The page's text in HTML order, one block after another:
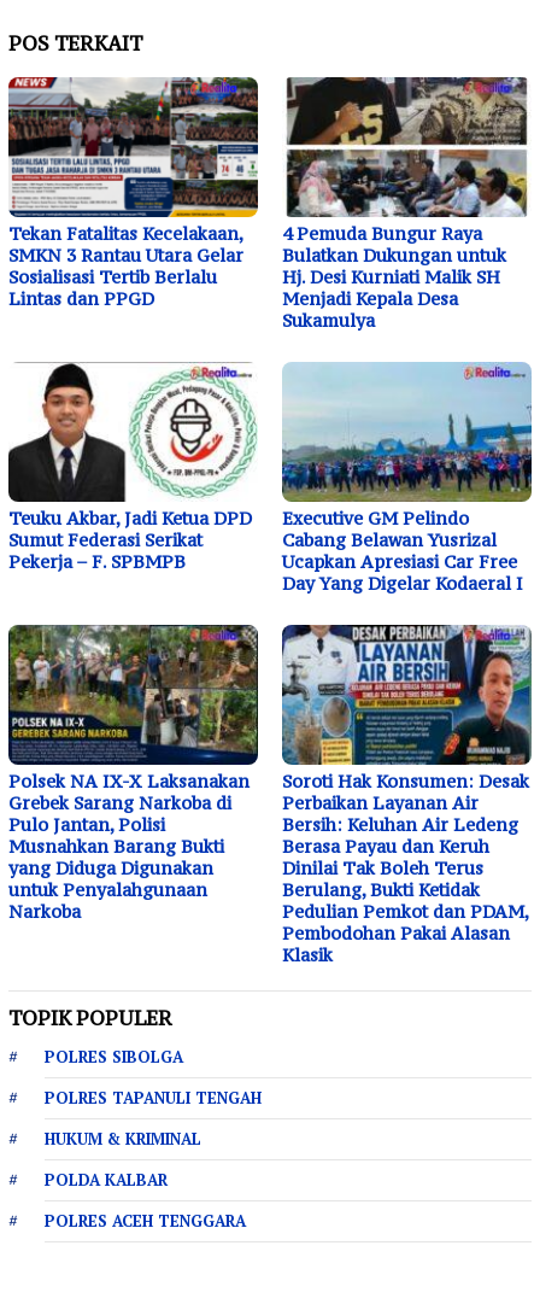
POS TERKAIT
Tekan Fatalitas Kecelakaan,
SMKN 3 Rantau Utara Gelar
Sosialisasi Tertib Berlalu
Lintas dan PPGD
4 Pemuda Bungur Raya
Bulatkan Dukungan untuk
Hj. Desi Kurniati Malik SH
Menjadi Kepala Desa
Sukamulya
Teuku Akbar, Jadi Ketua DPD
Sumut Federasi Serikat
Pekerja – F. SPBMPB
Executive GM Pelindo
Cabang Belawan Yusrizal
Ucapkan Apresiasi Car Free
Day Yang Digelar Kodaeral I
Polsek NA IX-X Laksanakan
Grebek Sarang Narkoba di
Pulo Jantan, Polisi
Musnahkan Barang Bukti
yang Diduga Digunakan
untuk Penyalahgunaan
Narkoba
Soroti Hak Konsumen: Desak
Perbaikan Layanan Air
Bersih: Keluhan Air Ledeng
Berasa Payau dan Keruh
Dinilai Tak Boleh Terus
Berulang, Bukti Ketidak
Pedulian Pemkot dan PDAM,
Pembodohan Pakai Alasan
Klasik
TOPIK POPULER
POLRES SIBOLGA
POLRES TAPANULI TENGAH
HUKUM & KRIMINAL
POLDA KALBAR
POLRES ACEH TENGGARA